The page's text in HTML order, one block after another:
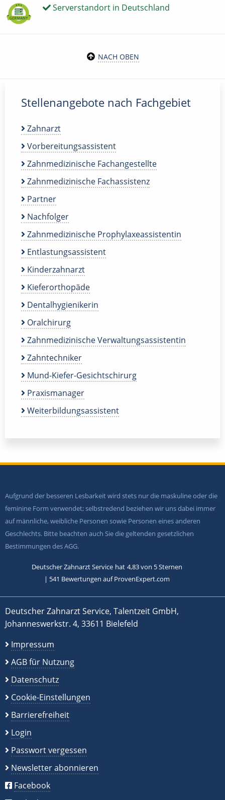
Serverstandort in Deutschland
NACH OBEN
Stellenangebote nach Fachgebiet
Zahnarzt
Vorbereitungsassistent
Zahnmedizinische Fachangestellte
Zahnmedizinische Fachassistenz
Partner
Nachfolger
Zahnmedizinische Prophylaxeassistentin
Entlastungsassistent
Kinderzahnarzt
Kieferorthopäde
Dentalhygienikerin
Oralchirurg
Zahnmedizinische Verwaltungsassistentin
Zahntechniker
Mund-Kiefer-Gesichtschirurg
Praxismanager
Weiterbildungsassistent
Aufgrund der besseren Lesbarkeit wird stets nur die maskuline oder die
feminine Form verwendet; selbstredend beziehen wir uns dabei immer
auf männliche, weibliche Personen sowie Personen eines anderen
Geschlechts. Bitte beachten auch Sie die geltenden gesetzlichen
Bestimmungen des AGG.
Deutscher Zahnarzt Service hat 4,83von 5Sternen
| 541 Bewertungen auf ProvenExpert.com
Deutscher Zahnarzt Service, Talentzeit GmbH,
Johanneswerkstr. 4, 33611 Bielefeld
Impressum
AGB für Nutzung
Datenschutz
Cookie-Einstellungen
Barrierefreiheit
Login
Passwort vergessen
Newsletter abonnieren
Facebook